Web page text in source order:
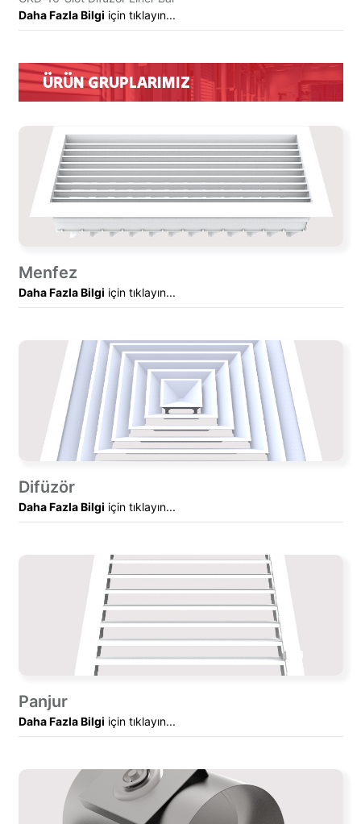
Daha Fazla Bilgi için tıklayın...
ÜRÜN GRUPLARIMIZ
Menfez
Daha Fazla Bilgi için tıklayın...
Difüzör
Daha Fazla Bilgi için tıklayın...
Panjur
Daha Fazla Bilgi için tıklayın...